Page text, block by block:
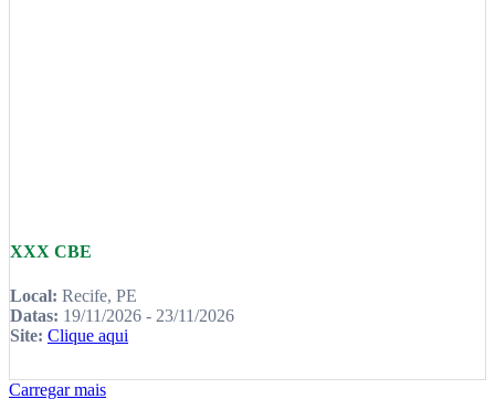
XXX CBE
Local: Recife, PE
Datas: 19/11/2026 - 23/11/2026
Site: Clique aqui
Carregar mais